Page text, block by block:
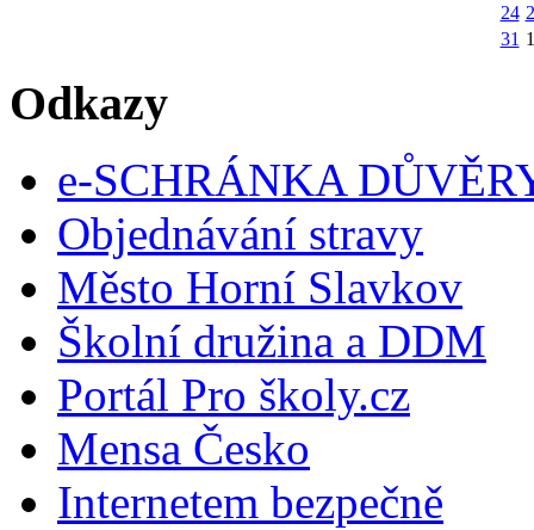
24
31 1
Odkazy
e-SCHRÁNKA
Objednávání stravy
Město Horní Slavkov
Školní družina a DDM
Portál Pro školy.cz
Mensa Česko
Internetem bezpečně